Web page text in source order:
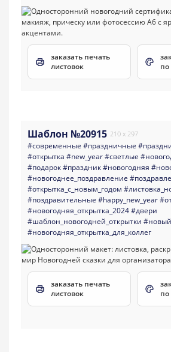
заказать печать
листовок
Шаблон №20915 210 x 297
#современные #праздничные
#открытка #new_year#светлые
#подарок#праздник#новогодняя
#новогоднее_поздравление
#открытка_с_новым_годом
#поздравительные #happy_new_year
#новогодняя_открытка_2024#двери
#шаблон_новогодней_открытки
#новогодняя_открытка_для_коллег
заказать печать
листовок